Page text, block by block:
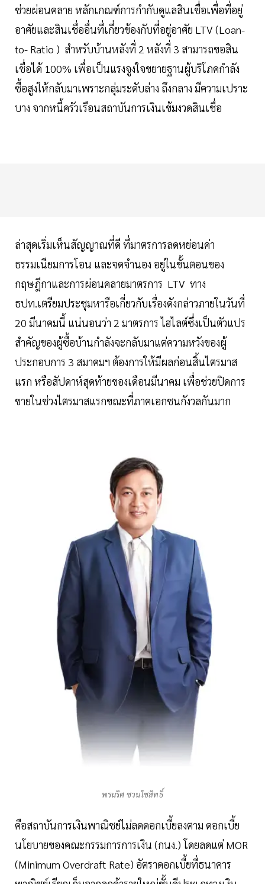
ช่วยผ่อนคลาย หลักเกณฑ์การกำกับดูแลสินเชื่อเพื่อที่อยู่
อาศัยและสินเชื่ออื่นที่เกี่ยวข้องกับที่อยู่อาศัย LTV (Loan-
to- Ratio ) สำหรับบ้านหลังที่ 2 หลังที่ 3 สามารถขอสิน
เชื่อได้ 100% เพื่อเป็นแรงจูงใจขยายฐานผู้บริโภคกำลัง
ซื้อสูงให้กลับมาเพราะกลุ่มระดับล่าง ถึงกลาง มีความเปราะ
บาง จากหนี้ครัวเรือนสถาบันการเงินเข้มงวดสินเชื่อ
ล่าสุดเริ่มเห็นสัญญาณที่ดี ที่มาตรการลดหย่อนค่า
ธรรมเนียมการโอน และจดจำนอง อยู่ในขั้นตอนของ
กฤษฎีกาและการผ่อนคลายมาตรการ LTV ทาง
ธปท.เตรียมประชุมหารือเกี่ยวกับเรื่องดังกล่าวภายในวันที่
20 มีนาคมนี้ แน่นอนว่า 2 มาตรการ ไฮไลต์ซึ่งเป็นตัวแปร
สำคัญของผู้ซื้อบ้านกำลังจะกลับมาแต่ความหวังของผู้
ประกอบการ 3 สมาคมฯ ต้องการให้มีผลก่อนสิ้นไตรมาส
แรก หรือสัปดาห์สุดท้ายของเดือนมีนาคม เพื่อช่วยปิดการ
ขายในช่วงไตรมาสแรกขณะที่ภาคเอกชนกังวลกันมาก
พรนริศ ชวนไชสิทธิ์
คือสถาบันการเงินพาณิชย์ไม่ลดดอกเบี้ยลงตาม ดอกเบี้ย
นโยบายของคณะกรรมการการเงิน (กนง.) โดยลดแต่ MOR
(Minimum Overdraft Rate) อัตราดอกเบี้ยที่ธนาคาร